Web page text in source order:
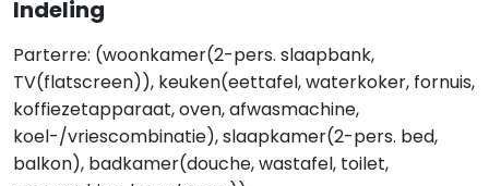
Indeling
Parterre: (woonkamer(2-pers. slaapbank,
TV(flatscreen)), keuken(eettafel, waterkoker, fornuis,
koffiezetapparaat, oven, afwasmachine,
koel-/vriescombinatie), slaapkamer(2-pers. bed,
balkon), badkamer(douche, wastafel, toilet,